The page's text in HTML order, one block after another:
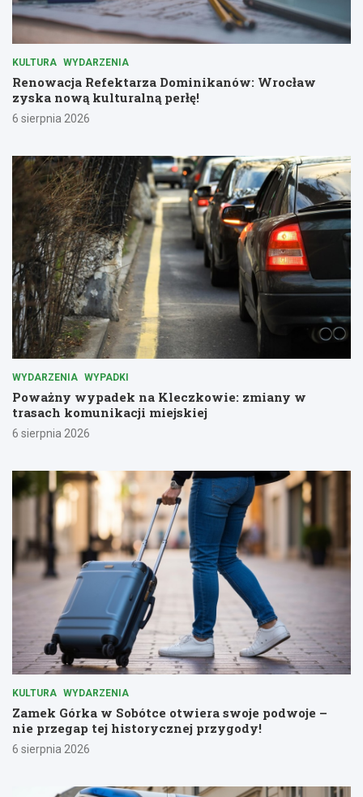
KULTURA WYDARZENIA
Renowacja Refektarza Dominikanów: Wrocław
zyska nową kulturalną perłę!
6 sierpnia 2026
WYDARZENIA WYPADKI
Poważny wypadek na Kleczkowie: zmiany w
trasach komunikacji miejskiej
6 sierpnia 2026
KULTURA WYDARZENIA
Zamek Górka w Sobótce otwiera swoje podwoje –
nie przegap tej historycznej przygody!
6 sierpnia 2026